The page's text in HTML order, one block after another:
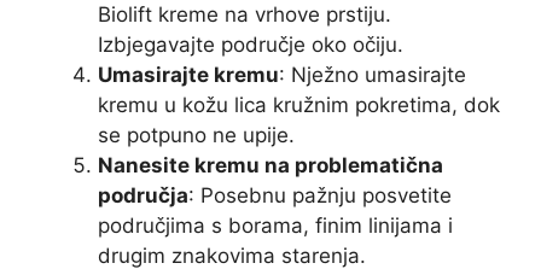
Biolift kreme na vrhove prstiju.
Izbjegavajte područje oko očiju.
Umasirajte kremu: Nježno umasirajte
kremu u kožu lica kružnim pokretima, dok
se potpuno ne upije.
Nanesite kremu na problematična
područja: Posebnu pažnju posvetite
područjima s borama, finim linijama i
drugim znakovima starenja.